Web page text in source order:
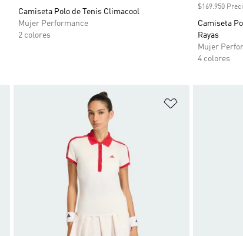
Camiseta Polo de Tenis Climacool
Mujer Performance
2 colores
$169.950
Camiseta
Rayas
Mujer
4 colores
Añadir a la lista de deseos Añadir a la